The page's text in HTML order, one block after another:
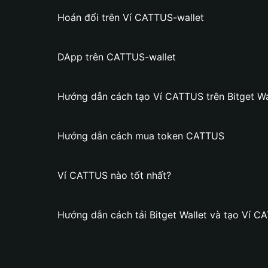
Hoán đổi trên Ví CATTUS-wallet
DApp trên CATTUS-wallet
Hướng dẫn cách tạo Ví CATTUS trên Bitget
Hướng dẫn cách mua token CATTUS
Ví CATTUS nào tốt nhất?
Hướng dẫn cách tải Bitget Wallet và tạo Ví